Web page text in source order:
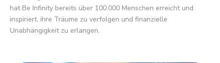
hat Be Infinity bereits über 100.000 Menschen erreicht und
inspiriert, ihre Träume zu verfolgen und finanzielle
Unabhängigkeit zu erlangen.